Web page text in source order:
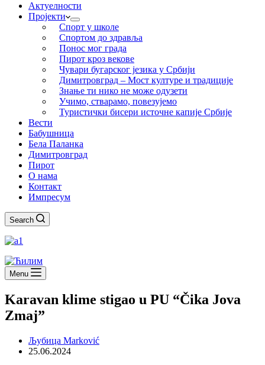
Актуелности
Пројекти
Спорт у школе
Спортом до здравља
Понос мог града
Пирот кроз векове
Чувари бугарског језика у Србији
Димитровград – Мост културе и традиције
Знање ти нико не може одузети
Учимо, стварамо, повезујемо
Туристички бисери источне капије Србије
Вести
Бабушница
Бела Паланка
Димитровград
Пирот
О нама
Контакт
Импресум
Search
Menu
Karavan klime stigao u PU “Čika Jova
Zmaj”
Љубица Marković
25.06.2024